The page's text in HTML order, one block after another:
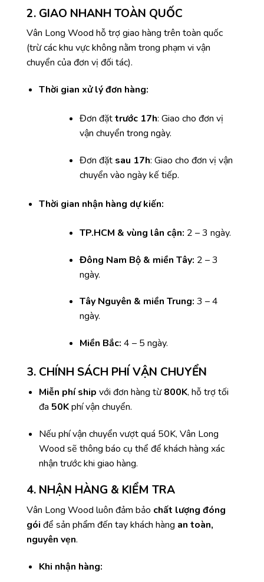
2. GIAO NHANH TOÀN QUỐC
Vân Long Wood hỗ trợ giao hàng trên toàn quốc
(trừ các khu vực không nằm trong phạm vi vận
chuyển của đơn vị đối tác).
Thời gian xử lý đơn hàng:
Đơn đặttrước 17h: Giao cho đơn vị
vận chuyển trong ngày.
Đơn đặt sau 17h: Giao cho đơn vị vận
chuyển vào ngày kế tiếp.
Thời gian nhận hàng dự kiến:
TP.HCM & vùng lân cận: 2 – 3 ngày.
Đông Nam Bộ & miền Tây: 2 – 3
ngày.
Tây Nguyên & miền Trung: 3 – 4
ngày.
Miền Bắc: 4 – 5 ngày.
3. CHÍNH SÁCH PHÍ VẬN CHUYỂN
Miễn phí ship với đơn hàng từ800K, hỗ trợ tối
đa 50Kphí vận chuyển.
Nếu phí vận chuyển vượt quá 50K, Vân Long
Wood sẽ thông báo cụ thể để khách hàng xác
nhận trước khi giao hàng.
4. NHẬN HÀNG & KIỂM TRA
Vân Long Wood luôn đảm bảo chất lượng đóng
gói để sản phẩm đến tay khách hàng an toàn,
nguyên vẹn.
Khi nhận hàng: